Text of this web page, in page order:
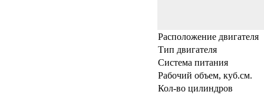
Расположение двигателя
Тип двигателя
Система питания
Рабочий объем, куб.см.
Кол-во цилиндров